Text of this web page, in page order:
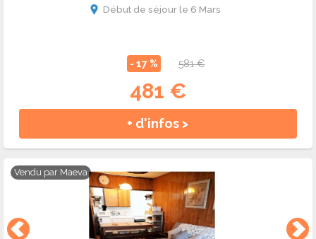
Début de séjour le 6 Mars
- 17 % 581 €
481 €
+ d'infos >
Vendu par Maeva